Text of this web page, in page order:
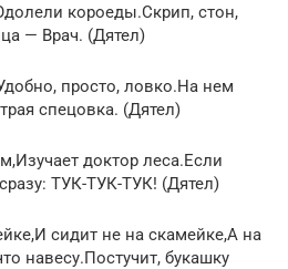
короеды.Скрип, стон,
— Врач. (Дятел)
просто, ловко.На нем
спецовка. (Дятел)
доктор леса.Если
ТУК-ТУК-ТУК! (Дятел)
сидит не на скамейке,А на
навесу.Постучит, букашку